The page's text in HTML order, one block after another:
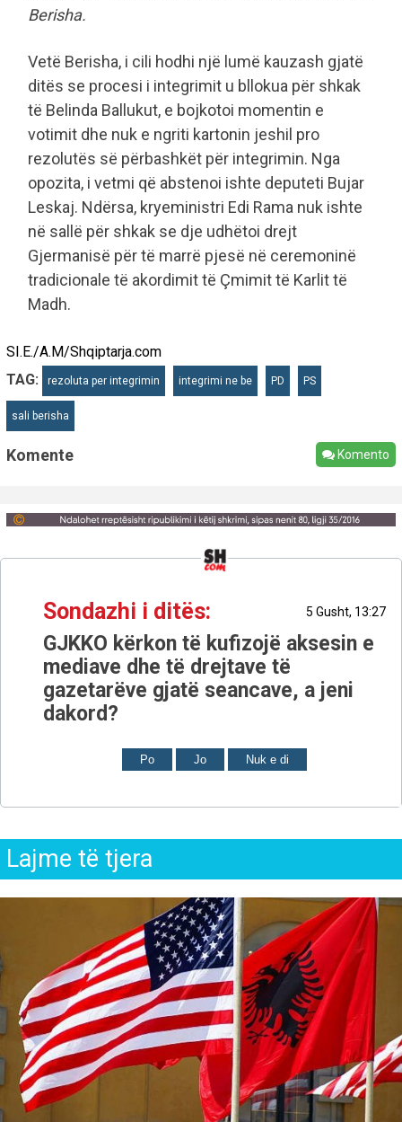
Berisha.
Vetë Berisha, i cili hodhi një lumë kauzash gjatë
ditës se procesi i integrimit u bllokua për shkak
të Belinda Ballukut, e bojkotoi momentin e
votimit dhe nuk e ngriti kartonin jeshil pro
rezolutës së përbashkët për integrimin. Nga
opozita, i vetmi që abstenoi ishte deputeti Bujar
Leskaj. Ndërsa, kryeministri Edi Rama nuk ishte
në sallë për shkak se dje udhëtoi drejt
Gjermanisë për të marrë pjesë në ceremoninë
tradicionale të akordimit të Çmimit të Karlit të
Madh.
SI.E./A.M/Shqiptarja.com
TAG:
rezoluta per integrimin integrimi ne be PD PS
sali berisha
Komente Komento
Sondazhi i ditës: 5 Gusht, 13:27
GJKKO kërkon të kufizojë aksesin e
mediave dhe të drejtave të
gazetarëve gjatë seancave, a jeni
dakord?
Po Jo Nuk e di
Lajme të tjera